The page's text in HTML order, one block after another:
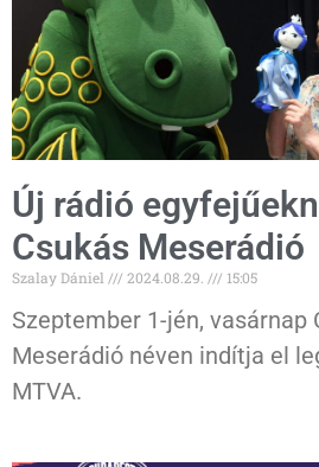
Új rádió
Csukás Meserádió
Szalay Dániel 2024.08.29. 15:05
Szeptember 1-jén, vasárnap
Meserádió néven indítja el
MTVA.